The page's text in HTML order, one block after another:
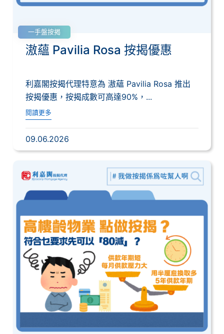
一手盤按揭
滶蘊 Pavilia Rosa 按揭優惠
利嘉閣按揭代理特意為 滶蘊 Pavilia Rosa 推出
按揭優惠，按揭成數可高達90%，...
閱讀更多
09.06.2026